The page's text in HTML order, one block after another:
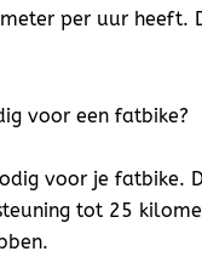
per uur heeft.
voor een fatbike?
voor je fatbike.
tot 25